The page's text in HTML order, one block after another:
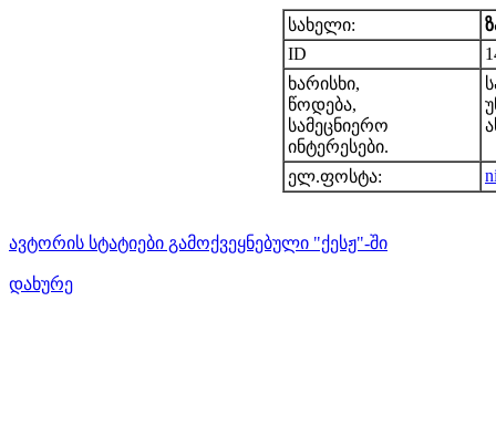
სახელი:
ID
ხარისხი,
წოდება,
სამეცნიერო
ინტერესები.
ელ.ფოსტა:
ავტორის სტატიები გამოქვეყნებული "ქესჟ"-ში
დახურე